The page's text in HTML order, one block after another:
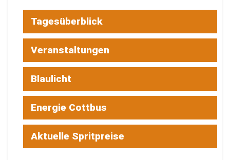
Tagesüberblick
Veranstaltungen
Blaulicht
Energie Cottbus
Aktuelle Spritpreise